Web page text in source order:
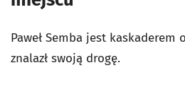
Paweł Semba jest kaskaderem
znalazł swoją drogę.